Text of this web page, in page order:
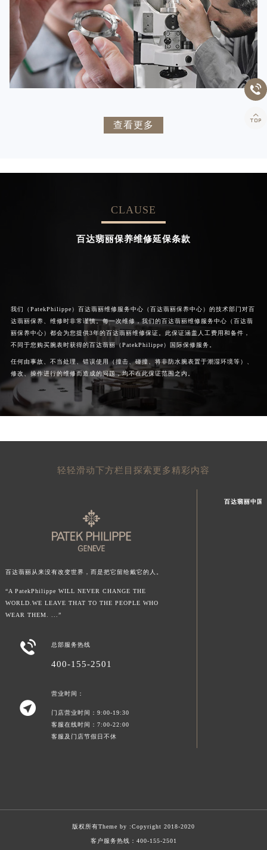
 百达翡丽维修
center
 百达翡丽维修
辛迪·克莱门特
资深百达翡丽技师

查看更多
CLAUSE
百达翡丽保养维修延保条款
我们（PatekPhilippe）百达翡丽维修服务中心（百达翡丽保养中心）的技术部门对百
达翡丽保养、维修时非常谨慎。每一次维修，我们的百达翡丽维修服务中心（百达翡
丽保养中心）都会为您提供3年的百达翡丽维修保证。此保证涵盖人工费用和备件，
不同于您购买腕表时获得的百达翡丽（PatekPhilippe）国际保修服务。
任何由事故、不当处理、错误使用（撞击、碰撞、将非防水腕表置于潮湿环境等）、
修改、操作进行的维修而造成的问题，均不在此保证范围之内。
轻轻滑动下方栏目探索更多精彩内容
百达翡丽从来没有改变世界，而是把它留给戴它的人。
“A PatekPhilippe WILL NEVER CHANGE THE
WORLD.WE LEAVE THAT TO THE PEOPLE WHO
WEAR THEM. ...”
 总部服务热线
400-155-2501

营业时间：
门店营业时间：9:00-19:30
客服在线时间：7:00-22:00
客服及门店节假日不休
百达翡丽中国
版权所有Theme by :Copyright 2018-2020
客户服务热线： 400-155-2501

